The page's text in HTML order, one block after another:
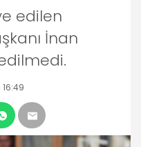
edilen
İnan